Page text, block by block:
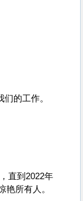
的工作。
直到2022年
艳所有人。